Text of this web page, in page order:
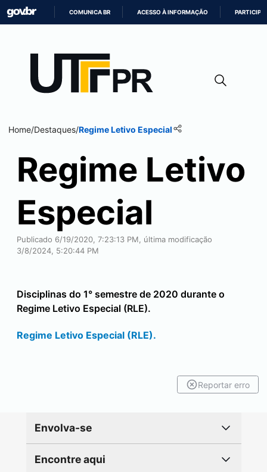
CONTEÚDO
COMUNICA BR ACESSO À INFORMAÇÃO PARTICIPE
Home/Destaques/Regime Letivo Especial
Regime Letivo
Especial
Publicado 6/19/2020, 7:23:13 PM, última modificação
3/8/2024, 5:20:44 PM
Disciplinas do 1° semestre de 2020 durante o
Regime Letivo Especial (RLE).
Regime Letivo Especial (RLE).
Reportar erro
Envolva-se
Encontre aqui